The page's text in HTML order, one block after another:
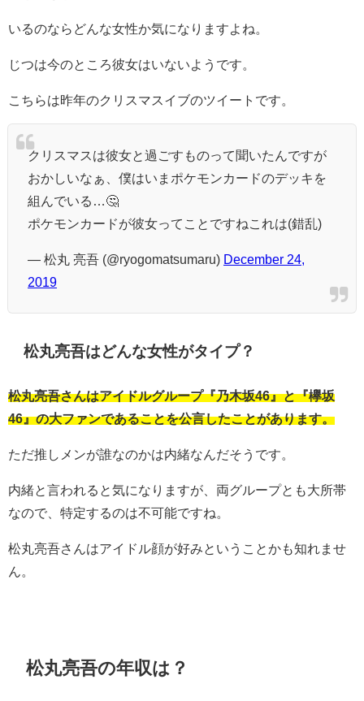
いるのならどんな女性か気になりますよね。
じつは今のところ彼女はいないようです。
こちらは昨年のクリスマスイブのツイートです。
クリスマスは彼女と過ごすものって聞いたんですが
おかしいなぁ、僕はいまポケモンカードのデッキを
組んでいる…🤔
ポケモンカードが彼女ってことですねこれは(錯乱)
— 松丸 亮吾 (@ryogomatsumaru) December 24,
2019
松丸亮吾はどんな女性がタイプ？
松丸亮吾さんはアイドルグループ『乃木坂46』と『欅坂
46』の大ファンであることを公言したことがあります。
ただ推しメンが誰なのかは内緒なんだそうです。
内緒と言われると気になりますが、両グループとも大所帯
なので、特定するのは不可能ですね。
松丸亮吾さんはアイドル顔が好みということかも知れませ
ん。
松丸亮吾の年収は？